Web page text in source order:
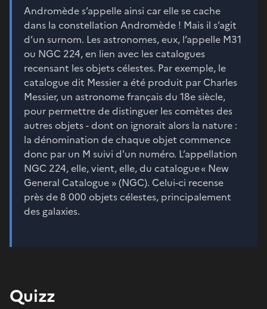
Andromède s’appelle ainsi car elle se cache
dans la constellation Andromède ! Mais il s’agit
d’un surnom. Les astronomes, eux, l’appelle M31
ou NGC 224, en lien avec les catalogues
recensant les objets célestes. Par exemple, le
catalogue dit Messier a été produit par Charles
Messier, un astronome français du 18e siècle,
pour permettre de distinguer les comètes des
autres objets - dont on ignorait alors la nature :
la dénomination de chaque objet commence
donc par un M suivi d'un numéro. L’appellation
NGC 224, elle, vient, elle, du catalogue « New
General Catalogue » (NGC). Celui-ci recense
près de 8 000 objets célestes, principalement
des galaxies.
Quizz